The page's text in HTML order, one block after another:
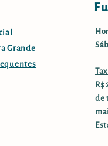
Grande
de